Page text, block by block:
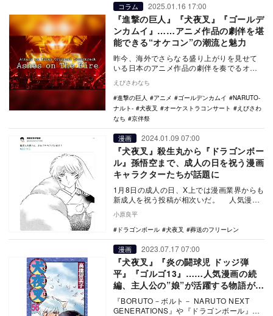
コラム 2025.01.16 17:00
『進撃の巨人』『犬夜叉』『ゴールデ
ンカムイ』……アニメ作品の劇伴を堪
能できる“オケコン”の潮流と魅力
昨今、海外でさらなる盛り上がりを見せて
いる日本のアニメ作品の劇伴を奏でるオー
ケコンは国内で…
えびさわなち
進撃の巨人
アニメ ゴールデンカムイ
NARUTO-
ナルト-
犬夜叉 オーケストラコンサート
えびさわ
なち
京伴祭
漫画 2024.01.09 07:00
『犬夜叉』殺生丸から『ドラゴンボー
ル』孫悟空まで、成人の日を祝う漫画
キャラクターたちが話題に
1月8日の成人の日、X上では漫画業界からも
新成人を祝う投稿が相次いだ。 人気漫画
（@r…
小原良平
ドラゴンボール
犬夜叉 葬送のフリーレン
漫画 2023.07.17 07:00
『犬夜叉』『炎の闘球児 ドッジ弾
平』『ゴルゴ13』……人気漫画の続
編、主人公の”娘”が活躍する物語がト
レンドに？
『BORUTO－ボルト－ NARUTO NEXT
GENERATIONS』や『ドラゴンボール』で